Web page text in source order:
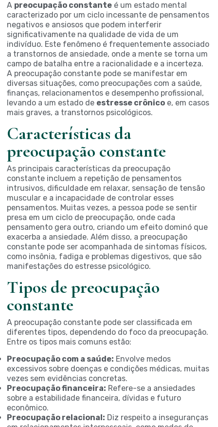
A preocupação constante é um estado mental
caracterizado por um ciclo incessante de pensamentos
negativos e ansiosos que podem interferir
significativamente na qualidade de vida de um
indivíduo. Este fenômeno é frequentemente associado
a transtornos de ansiedade, onde a mente se torna um
campo de batalha entre a racionalidade e a incerteza.
A preocupação constante pode se manifestar em
diversas situações, como preocupações com a saúde,
finanças, relacionamentos e desempenho profissional,
levando a um estado de estresse crônico e, em casos
mais graves, a transtornos psicológicos.
Características da
preocupação constante
As principais características da preocupação
constante incluem a repetição de pensamentos
intrusivos, dificuldade em relaxar, sensação de tensão
muscular e a incapacidade de controlar esses
pensamentos. Muitas vezes, a pessoa pode se sentir
presa em um ciclo de preocupação, onde cada
pensamento gera outro, criando um efeito dominó que
exacerba a ansiedade. Além disso, a preocupação
constante pode ser acompanhada de sintomas físicos,
como insônia, fadiga e problemas digestivos, que são
manifestações do estresse psicológico.
Tipos de preocupação
constante
A preocupação constante pode ser classificada em
diferentes tipos, dependendo do foco da preocupação.
Entre os tipos mais comuns estão:
Preocupação com a saúde: Envolve medos
excessivos sobre doenças e condições médicas, muitas
vezes sem evidências concretas.
Preocupação financeira: Refere-se a ansiedades
sobre a estabilidade financeira, dívidas e futuro
econômico.
Preocupação relacional: Diz respeito a inseguranças